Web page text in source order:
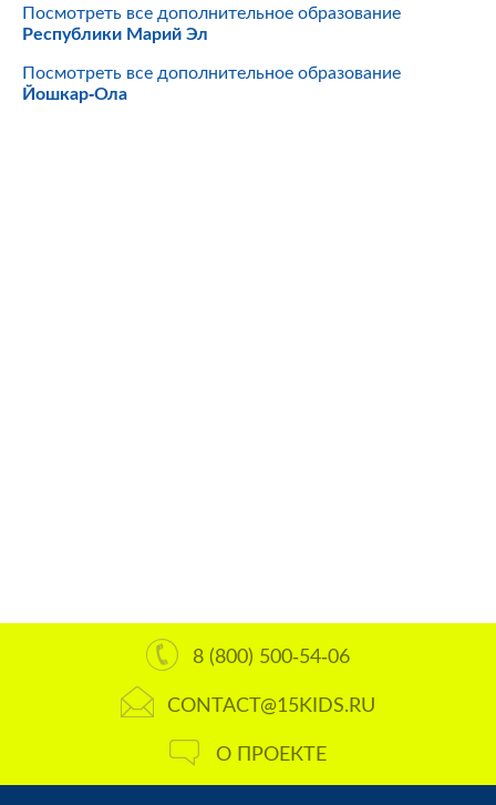
Посмотреть все дополнительное образование
Республики Марий Эл
Посмотреть все дополнительное образование
Йошкар-Ола
8 (800) 500-54-06
CONTACT@15KIDS.RU
О ПРОЕКТЕ